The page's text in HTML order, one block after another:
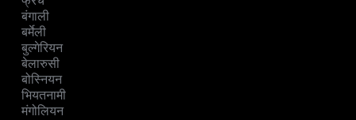
बंगाली
बर्मेली
बुल्गेरियन
बेलारुसी
बोस्नियन
भियतनामी
मंगोलियन